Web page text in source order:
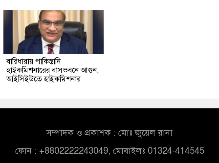
বারিধারায় পাকিস্তানি
হাইকমিশনারের বাসভবনে আগুন,
আইসিইউতে হাইকমিশনার
সম্পাদক ও প্রকাশক : মোঃ জুয়েল রানা
ফোন : +8802222243049, মোবাইলঃ 01324-414545